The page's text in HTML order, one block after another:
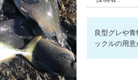
良型グレや
ックルの用